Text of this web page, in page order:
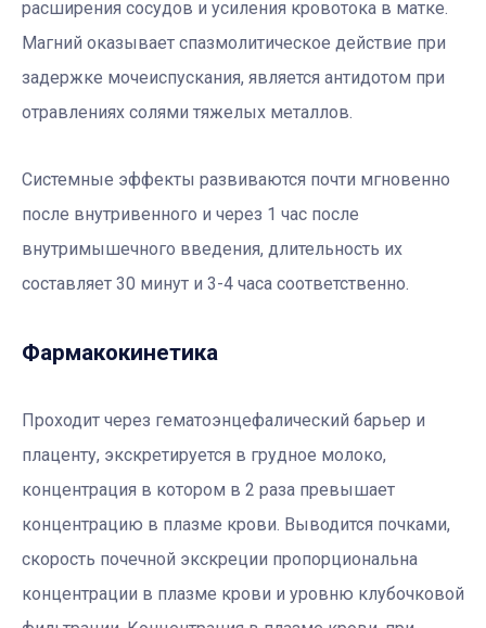
расширения сосудов и усиления кровотока в матке.
Магний оказывает спазмолитическое действие при
задержке мочеиспускания, является антидотом при
отравлениях солями тяжелых металлов.
Системные эффекты развиваются почти мгновенно
после внутривенного и через 1 час после
внутримышечного введения, длительность их
составляет 30 минут и 3-4 часа соответственно.
Фармакокинетика
Проходит через гематоэнцефалический барьер и
плаценту, экскретируется в грудное молоко,
концентрация в котором в 2 раза превышает
концентрацию в плазме крови. Выводится почками,
скорость почечной экскреции пропорциональна
концентрации в плазме крови и уровню клубочковой